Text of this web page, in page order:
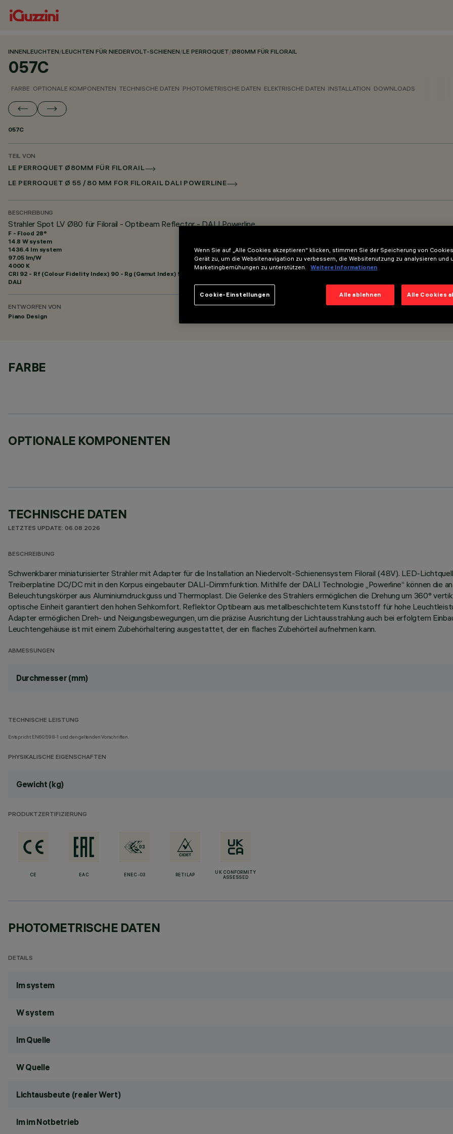
INNENLEUCHTEN/LEUCHTEN FÜR NIEDERVOLT-SCHIENEN/LE PERROQUET/Ø80MM FÜR FILORAIL
057C
FARBE OPTIONALE KOMPONENTEN TECHNISCHE DATEN PHOTOMETRISCHE DATEN ELEKTRISCHE DATEN INSTALLATION DOWNLOADS
057C
TEIL VON
LE PERROQUET Ø80MM FÜR FILORAIL
LE PERROQUET Ø 55 / 80 MM FOR FILORAIL DALI POWERLINE
BESCHREIBUNG
Strahler Spot LV Ø80 für Filorail - Optibeam Reflector - DALI Powerline
F - Flood 28°
14.8 W system
1436.4 lm system
97.05 lm/W
4000 K
CRI 92 - Rf (Colour Fidelity Index) 90 - Rg (Gamut Index) 98
DALI
ENTWORFEN VON
Piano Design
FARBE
OPTIONALE KOMPONENTEN
TECHNISCHE DATEN
LETZTES UPDATE: 06.08.2026
BESCHREIBUNG
Schwenkbarer miniaturisierter Strahler mit Adapter für die Installation an Niedervolt-Schienensystem Filorail (48V). LED-
Treiberplatine DC/DC mit in den Korpus eingebauter DALI-Dimmfunktion. Mithilfe der DALI Technologie „Powerline“ können die
Beleuchtungskörper aus Aluminiumdruckguss und Thermoplast. Die Gelenke des Strahlers ermöglichen die Drehung um 360°
optische Einheit garantiert den hohen Sehkomfort. Reflektor Optibeam aus metallbeschichtetem Kunststoff für hohe
Adapter ermöglichen Dreh- und Neigungsbewegungen, um die präzise Ausrichtung der Lichtausstrahlung auch bei erfolgtem
Leuchtengehäuse ist mit einem Zubehörhaltering ausgestattet, der ein flaches Zubehörteil aufnehmen kann.
ABMESSUNGEN
Durchmesser (mm)
TECHNISCHE LEISTUNG
Entspricht EN60598-1 und den geltenden Vorschriften.
PHYSIKALISCHE EIGENSCHAFTEN
Gewicht (kg)
PRODUKTZERTIFIZIERUNG
CE EAC ENEC-03 RETILAP
UK CONFORMITY
ASSESSED
PHOTOMETRISCHE DATEN
DETAILS
lm system
W system
lm Quelle
W Quelle
Lichtausbeute (realer Wert)
lm im Notbetrieb
Wenn Sie auf „Alle Cookies akzeptieren“ klicken, stimmen Sie der Speicherung von
Gerät zu, um die Websitenavigation zu verbessern, die Websitenutzung zu analysieren und
Marketingbemühungen zu unterstützen.
Weitere Informationen
Alle ablehnen Alle Cookies
Cookie-Einstellungen